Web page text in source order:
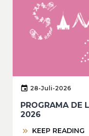
28-Juli-2026
PROGRAMA DE
2026
KEEP READING